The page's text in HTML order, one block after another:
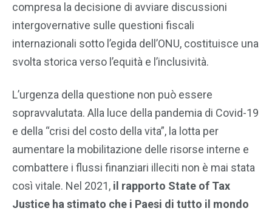
compresa la decisione di avviare discussioni
intergovernative sulle questioni fiscali
internazionali sotto l’egida dell’ONU, costituisce una
svolta storica verso l’equità e l’inclusività.
L’urgenza della questione non può essere
sopravvalutata. Alla luce della pandemia di Covid-19
e della “crisi del costo della vita”, la lotta per
aumentare la mobilitazione delle risorse interne e
combattere i flussi finanziari illeciti non è mai stata
così vitale. Nel 2021, il rapporto State of Tax
Justice ha stimato che i Paesi di tutto il mondo